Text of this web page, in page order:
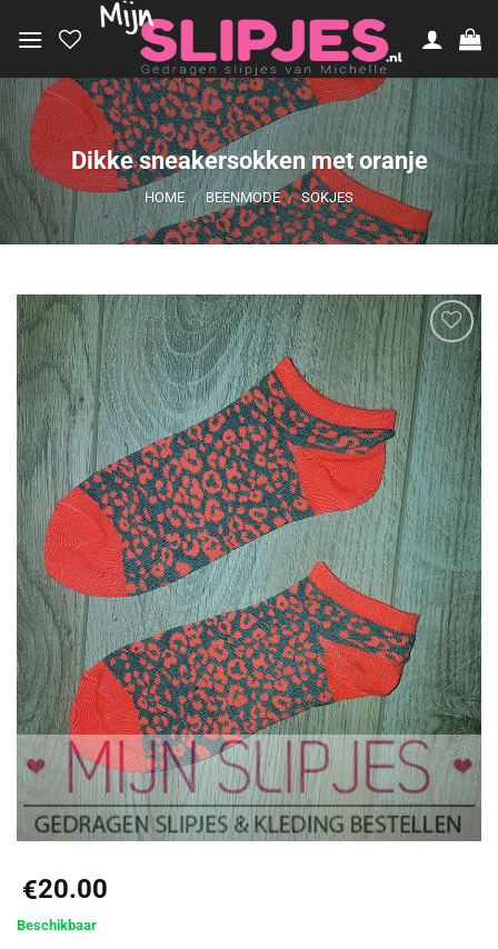
naar
Dikke sneakersokken met oranje
HOME / BEENMODE / SOKJES
Aan
verlanglijst
toevoegen
€20.00
Beschikbaar